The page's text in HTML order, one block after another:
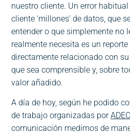
nuestro cliente. Un error
cliente ‘millones’ de datos, que
entender o que simplemente no
realmente necesita es un
directamente relacionado con
que sea comprensible y, sobre
valor añadido.
A día de hoy, según he podido
de trabajo organizadas por
comunicación medimos de